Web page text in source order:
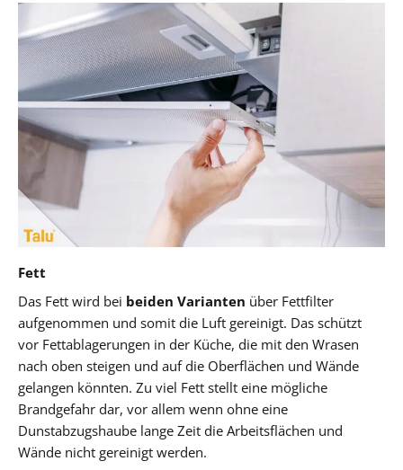
Fett
Das Fett wird bei beiden Varianten über Fettfilter
aufgenommen und somit die Luft gereinigt. Das schützt
vor Fettablagerungen in der Küche, die mit den Wrasen
nach oben steigen und auf die Oberflächen und Wände
gelangen könnten. Zu viel Fett stellt eine mögliche
Brandgefahr dar, vor allem wenn ohne eine
Dunstabzugshaube lange Zeit die Arbeitsflächen und
Wände nicht gereinigt werden.